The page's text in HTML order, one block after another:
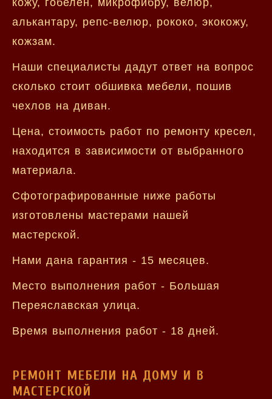
кожу, гобелен, микрофибру, велюр,
алькантару, репс-велюр, рококо, экокожу,
кожзам.
Наши специалисты дадут ответ на вопрос
сколько стоит обшивка мебели, пошив
чехлов на диван.
Цена, стоимость работ по ремонту кресел,
находится в зависимости от выбранного
материала.
Сфотографированные ниже работы
изготовлены мастерами нашей
мастерской.
Нами дана гарантия - 15 месяцев.
Место выполнения работ - Большая
Переяславская улица.
Время выполнения работ - 18 дней.
РЕМОНТ МЕБЕЛИ НА ДОМУ И В
МАСТЕРСКОЙ